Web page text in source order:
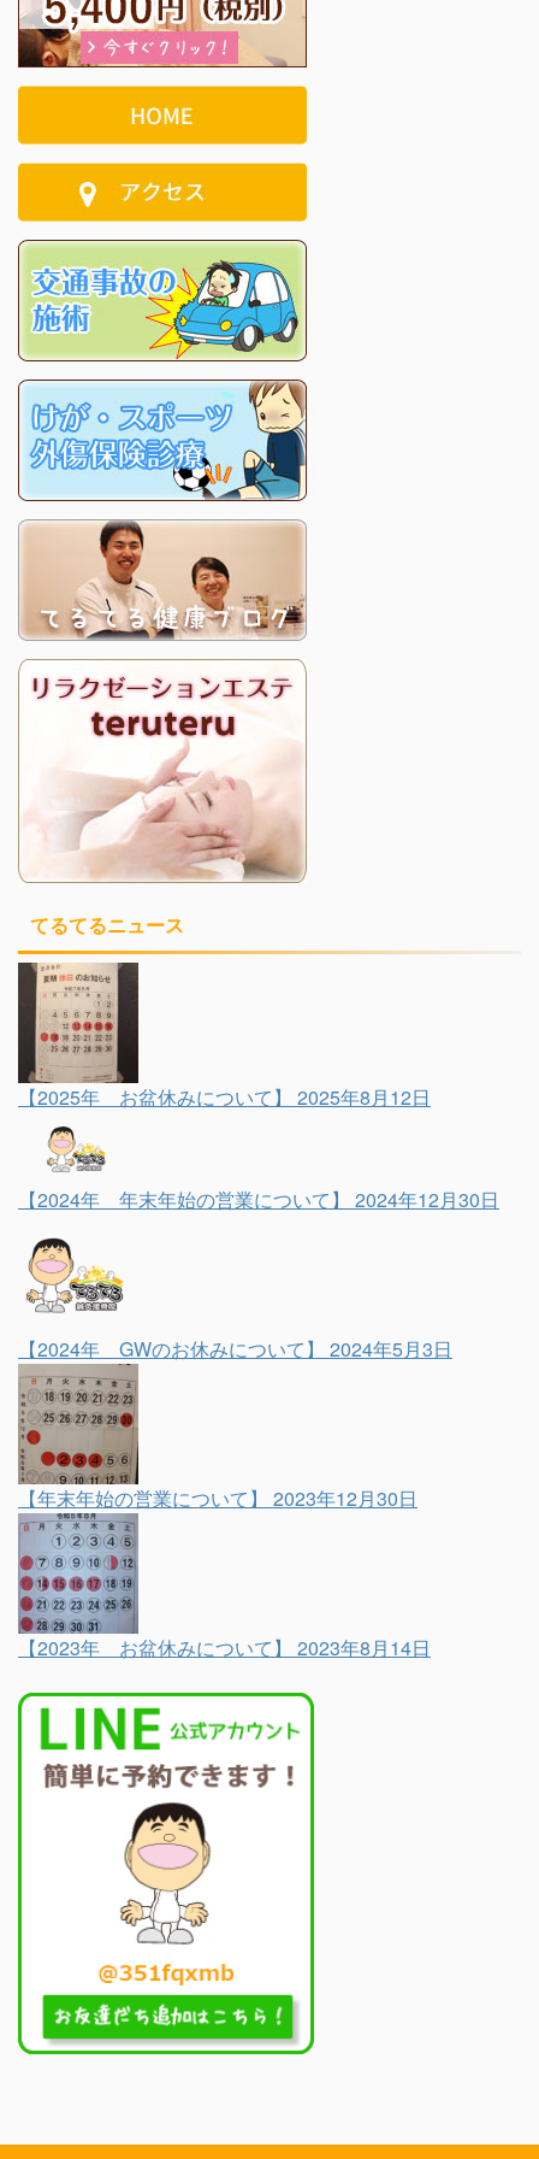
てるてるニュース
【2025年 お盆休みについて】 2025年8月12日
【2024年 年末年始の営業について】 2024年12月30日
【2024年 GWのお休みについて】 2024年5月3日
【年末年始の営業について】 2023年12月30日
【2023年 お盆休みについて】 2023年8月14日